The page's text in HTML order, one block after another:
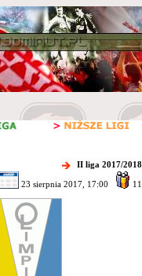
II liga 2017/
23 sierpnia 2017, 17:00